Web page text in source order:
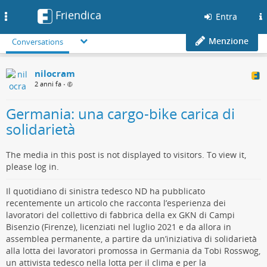
Friendica Entra
Conversations Menzione
nilocram
2 anni fa •
Germania: una cargo-bike carica di
solidarietà
The media in this post is not displayed to visitors. To view it,
please log in.
Il quotidiano di sinistra tedesco ND ha pubblicato
recentemente un articolo che racconta l’esperienza dei
lavoratori del collettivo di fabbrica della ex GKN di Campi
Bisenzio (Firenze), licenziati nel luglio 2021 e da allora in
assemblea permanente, a partire da un’iniziativa di solidarietà
alla lotta dei lavoratori promossa in Germania da Tobi Rosswog,
un attivista tedesco nella lotta per il clima e per la